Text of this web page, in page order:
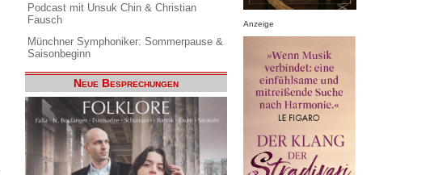
Podcast mit Unsuk Chin & Christian
Fausch
Münchner Symphoniker: Sommerpause &
Saisonbeginn
Neue Besprechungen
Anzeige